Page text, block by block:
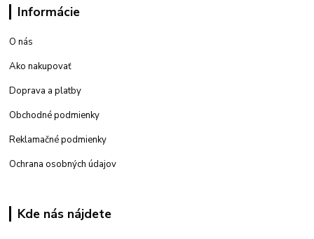
Informácie
O nás
Ako nakupovať
Doprava a platby
Obchodné podmienky
Reklamačné podmienky
Ochrana osobných údajov
Kde nás nájdete